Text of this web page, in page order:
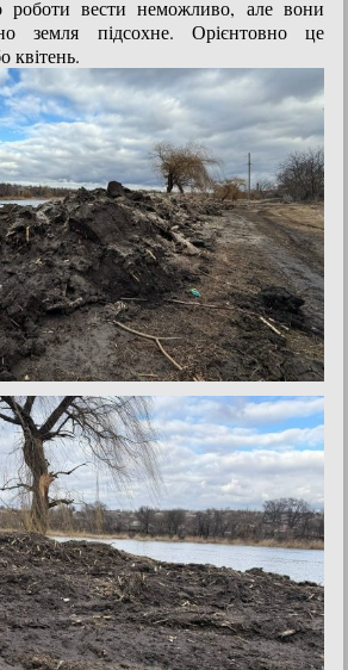
роботи вести неможливо, але вони
земля підсохне. Орієнтовно це
квітень.